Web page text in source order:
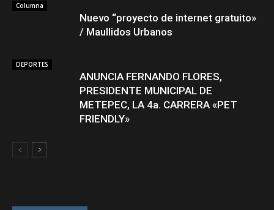
Columna
Nuevo “proyecto de internet gratuito»
/ Maullidos Urbanos
DEPORTES
ANUNCIA FERNANDO FLORES,
PRESIDENTE MUNICIPAL DE
METEPEC, LA 4a. CARRERA «PET
FRIENDLY»